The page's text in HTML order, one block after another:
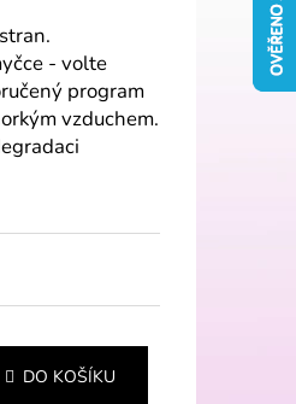
- volte
program
vzduchem.
DO KOŠÍKU